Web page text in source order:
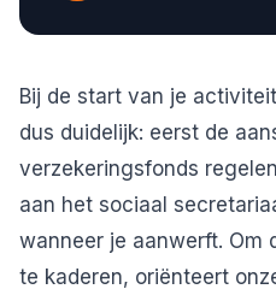
Bij de start van je
dus duidelijk: eerst de
verzekeringsfonds
aan het sociaal
wanneer je aanwerft. Om
te kaderen, oriënteert